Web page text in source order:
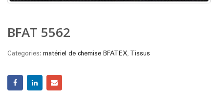
BFAT 5562
Categories: matériel de chemise BFATEX, Tissus